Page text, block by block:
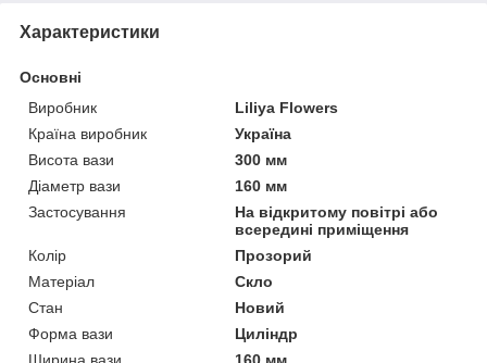
Характеристики
Основні
Виробник
Liliya Flowers
Країна виробник
Україна
Висота вази
300 мм
Діаметр вази
160 мм
Застосування
На відкритому повітрі або
всередині приміщення
Колір
Прозорий
Матеріал
Скло
Стан
Новий
Форма вази
Циліндр